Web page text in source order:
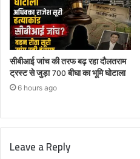
सीबीआई जांच की तरफ बढ़ रहा दौलतराम
ट्रस्ट से जुड़ा 700 बीघा का भूमि घोटाला
6 hours ago
Leave a Reply